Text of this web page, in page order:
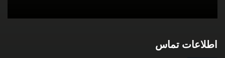
اطلاعات تماس